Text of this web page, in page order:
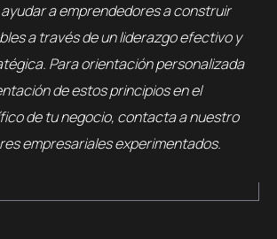
a emprendedores a construir
a través de un liderazgo efectivo y
Para orientación personalizada
de estos principios en el
de tu negocio, contacta a nuestro
empresariales experimentados.